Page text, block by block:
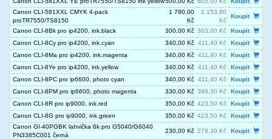
Canon CLI-581XXL CMYK 4-pack
proTR7550/TS8150
1 780,00
Kč
2 153,80
Kč
Koupit
Canon CLI-8Bk pro ip4200, ink.black 300,00 Kč 363,00 Kč
Koupit
Canon CLI-8Cy pro ip4200, ink.cyan
340,00 Kč 411,40 Kč
Koupit
Canon CLI-8Ma pro ip4200, ink.magenta
340,00 Kč 411,40 Kč
Koupit
Canon CLI-8Ye pro ip4200, ink.yellow
340,00 Kč 411,40 Kč
Koupit
Canon CLI-8PC pro ip6600, photo cyan
340,00 Kč 411,40 Kč
Koupit
Canon CLI-8PM pro ip6600, photo magenta
330,00 Kč 399,30 Kč
Koupit
Canon CLI-8R pro ip9000, ink.red
350,00 Kč 423,50 Kč
Koupit
Canon CLI-8G pro ip9000, ink.green
350,00 Kč 423,50 Kč
Koupit
Canon GI-40PGBK lahvička 6k pro G5040/G6040
PN3385C001 černá
230,00 Kč 278,30 Kč
Koupit